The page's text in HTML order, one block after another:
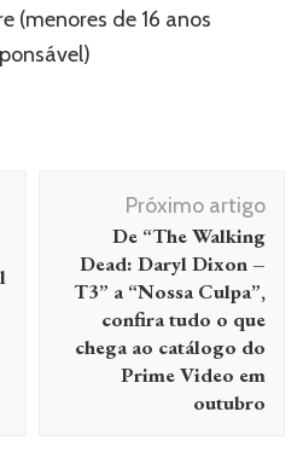
(menores de 16 anos
Próximo artigo
De “The Walking
Dead: Daryl Dixon –
T3” a “Nossa Culpa”,
confira tudo o que
chega ao catálogo do
Prime Video em
outubro